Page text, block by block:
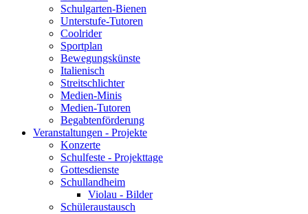
Schulgarten-Bienen
Unterstufe-Tutoren
Coolrider
Sportplan
Bewegungskünste
Italienisch
Streitschlichter
Medien-Minis
Medien-Tutoren
Begabtenförderung
Veranstaltungen - Projekte
Konzerte
Schulfeste - Projekttage
Gottesdienste
Schullandheim
Violau - Bilder
Schüleraustausch